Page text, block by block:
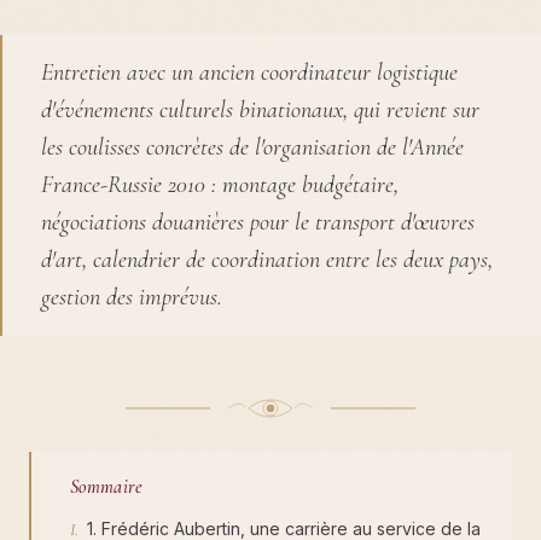
Entretien avec un ancien coordinateur logistique
d'événements culturels binationaux, qui revient sur
les coulisses concrètes de l'organisation de l'Année
France-Russie 2010 : montage budgétaire,
négociations douanières pour le transport d'œuvres
d'art, calendrier de coordination entre les deux pays,
gestion des imprévus.
Sommaire
1. Frédéric Aubertin, une carrière au service de la